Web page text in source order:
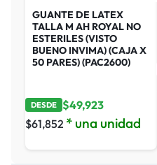
GUANTE DE LATEX
TALLA M AH ROYAL NO
ESTERILES (VISTO
BUENO INVIMA) (CAJA X
50 PARES) (PAC2600)
DESDE $49,923
$61,852 * una unidad